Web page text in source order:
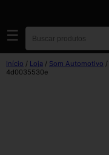
☰
Início / Loja / Som Automotivo /
4d0035530e